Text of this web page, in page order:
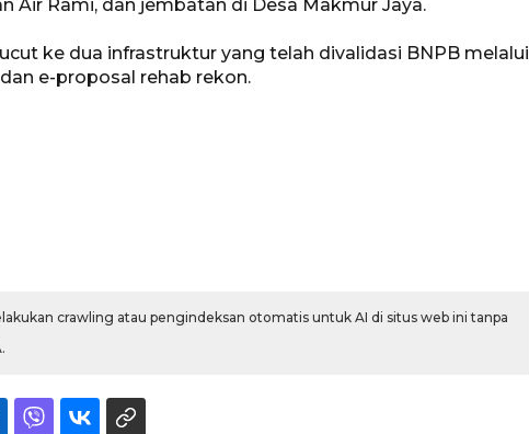
Air Rami, dan jembatan di Desa Makmur Jaya.
ke dua infrastruktur yang telah divalidasi BNPB melalui
e-proposal rehab rekon.
crawling atau pengindeksan otomatis untuk AI di situs web ini tanpa